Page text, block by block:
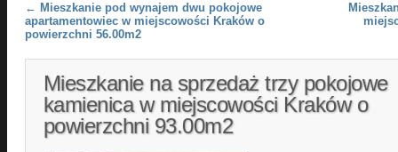
Post navigation
← Mieszkanie pod wynajem dwu pokojowe
apartamentowiec w miejscowości Kraków o
powierzchni 56.00m2
Mieszkanie na sprzedaż trzy pokojowe
kamienica w miejscowości Kraków o
powierzchni 93.00m2